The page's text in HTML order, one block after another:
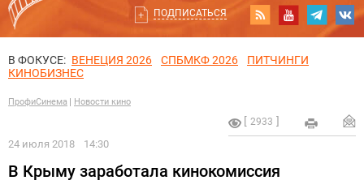
ПОДПИСАТЬСЯ
В ФОКУСЕ: ВЕНЕЦИЯ 2026 СПБМКФ 2026
ПИТЧИНГИ
КИНОБИЗНЕС
ПрофиСинема Новости кино
2933
24 июля 2018 14:30
В Крыму заработала кинокомиссия